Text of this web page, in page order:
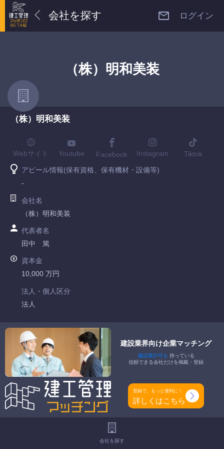
会社を探す ログイン
（株）明和美装
（株）明和美装
Webサイト Youtube Facebook Instagram Tiktok
アピール情報(保有資格、保有機材・設備等)
-
会社名
（株）明和美装
代表者名
田中 篤
資本金
10,000 万円
法人・個人区分
法人
許可番号
国土交通大臣許可 第028572号
特定建設業
建築一式工事業 大工工事業 左官工事業 とび・土木工事業 石
工事業 屋根工事業 タイル・れんが・ブロック工事業 鋼構造
物工事業 鉄筋工事業 板金工事業 ガラス工事業 塗装工事業
防水工事業 内装仕上工事業 熱絶縁工事業 建具工事業 解体工
建設業界向け企業マッチング
建設業許可を 持っている
信頼できる会社だけを掲載・登録
登録で、もっと便利に！
詳しくはこちら
会社を探す